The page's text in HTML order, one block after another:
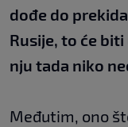
dođe do
Rusije, to će
nju tada niko
Međutim, ono